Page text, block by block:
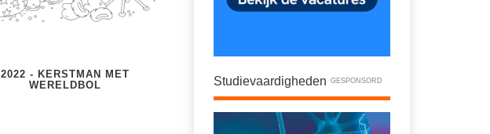
2022 - KERSTMAN MET
WERELDBOL
Studievaardigheden GESPONSORD